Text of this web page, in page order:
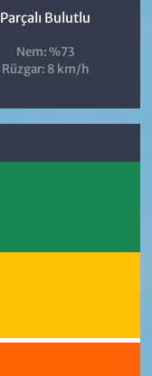
Parçalı Bulutlu
Nem: %73
Rüzgar: 8 km/h